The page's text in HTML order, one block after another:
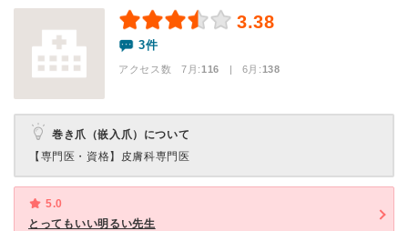
3.38
3件
アクセス数 7月:116 | 6月:138
巻き爪（嵌入爪）について
【専門医・資格】 皮膚科専門医
5.0
とってもいい明るい先生